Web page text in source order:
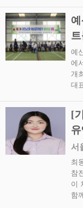
예
에
개
대
[
서
최
참
이
함